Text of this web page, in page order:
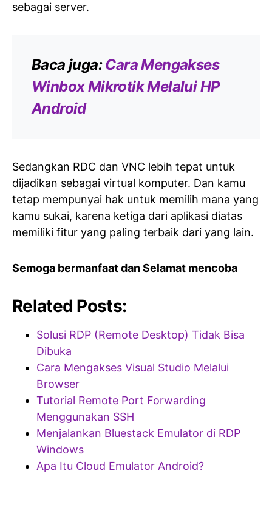
sebagai server.
Baca juga:Cara Mengakses
Winbox Mikrotik Melalui HP
Android
Sedangkan RDC dan VNC lebih tepat untuk
dijadikan sebagai virtual komputer. Dan kamu
tetap mempunyai hak untuk memilih mana yang
kamu sukai, karena ketiga dari aplikasi diatas
memiliki fitur yang paling terbaik dari yang lain.
Semoga bermanfaat dan Selamat mencoba
Related Posts:
Solusi RDP (Remote Desktop) Tidak Bisa
Dibuka
Cara Mengakses Visual Studio Melalui
Browser
Tutorial Remote Port Forwarding
Menggunakan SSH
Menjalankan Bluestack Emulator di RDP
Windows
Apa Itu Cloud Emulator Android?